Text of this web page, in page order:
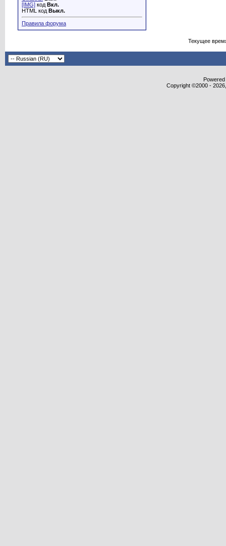
[IMG] код Вкл.
HTML код Выкл.
Правила форума
Текущее
Copyright ©2000 -